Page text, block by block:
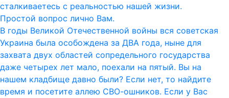
сталкиваетесь с реальностью нашей жизни.
Простой вопрос лично Вам.
В годы Великой Отечественной войны вся советская
Украина была особождена за ДВА года, ныне для
захвата двух областей сопредельного государства
даже четырех лет мало, поехали на пятый. Вы на
нашем кладбище давно были? Если нет, то найдите
время и посетите аллею СВО-ошников. Если у Вас